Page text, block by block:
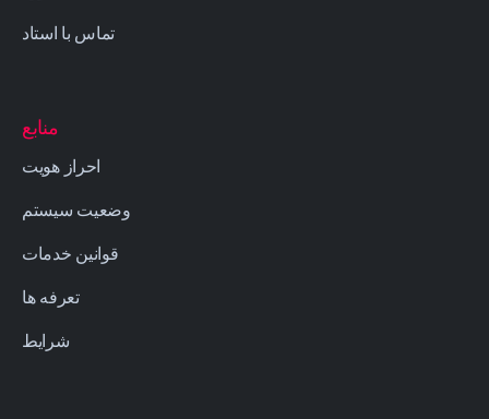
تماس با استاد
منابع
احراز هویت
وضعیت سیستم
قوانین خدمات
تعرفه ها
شرایط